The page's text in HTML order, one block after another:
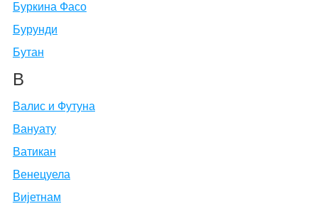
Буркина Фасо
Бурунди
Бутан
В
Валис и Футуна
Вануату
Ватикан
Венецуела
Вијетнам